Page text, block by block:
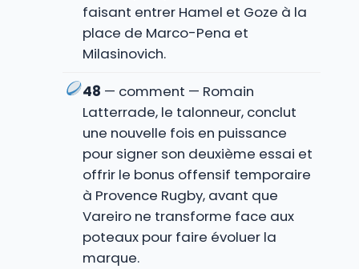
faisant entrer Hamel et Goze à la
place de Marco-Pena et
Milasinovich.
48 — comment — Romain
Latterrade, le talonneur, conclut
une nouvelle fois en puissance
pour signer son deuxième essai et
offrir le bonus offensif temporaire
à Provence Rugby, avant que
Vareiro ne transforme face aux
poteaux pour faire évoluer la
marque.